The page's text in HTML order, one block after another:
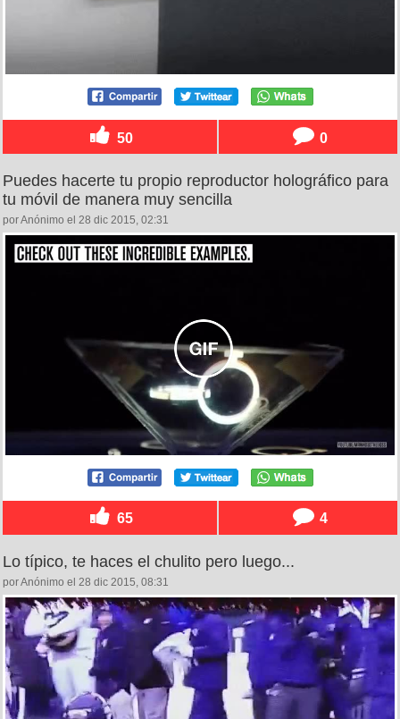
50 0
Puedes hacerte tu propio reproductor holográfico para
tu móvil de manera muy sencilla
por Anónimo el 28 dic 2015, 02:31
65 4
Lo típico, te haces el chulito pero luego...
por Anónimo el 28 dic 2015, 08:31